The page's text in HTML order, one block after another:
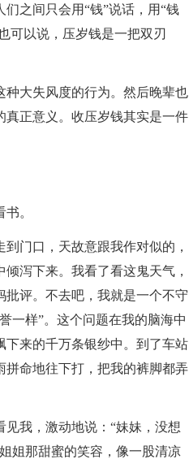
之间只会用“钱”说话，用“钱
可以说，压岁钱是一把双刃
大失风度的行为。然后晚辈也
正意义。收压岁钱其实是一件
。
门口，天故意跟我作对似的，
泻下来。我看了看这鬼天气，
评。不去吧，我就是一个不守
一样”。这个问题在我的脑海中
来的千万条银纱中。到了车站
命地往下打，把我的裤脚都弄
我，激动地说：“妹妹，没想
姐那甜蜜的笑容，像一股清凉